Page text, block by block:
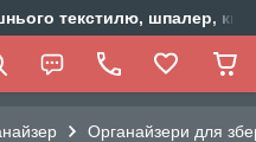
текстилю, шпалер,
Органайзери для